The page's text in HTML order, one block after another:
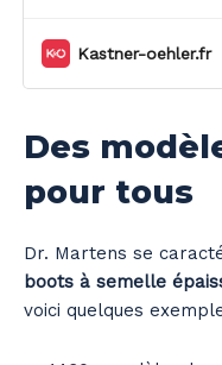
Kastner-oehler.fr
Des
pour tous
Dr. Martens se
boots à semelle
voici quelques